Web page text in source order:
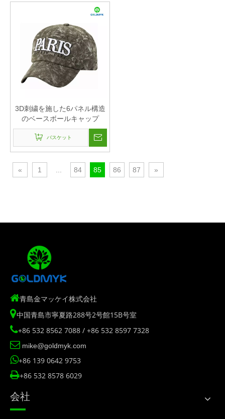
3D刺繍を施した6パネル構造
のベースボールキャップ
バスケット
« 1 84 85 86 87 »
青島金マッケイ株式会社
中国青島市寧夏路288号2号館15B号室
+86 532 8562 7088 / +86 532 8597 7328
 mike@goldmyk.com
+86 139 0642 9753
+86 532 8578 6029
会社